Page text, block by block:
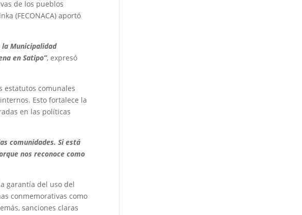
de los pueblos
(FECONACA) aportó
la Municipalidad
en Satipo”, expresó
estatutos comunales
Esto fortalece la
en las políticas
comunidades. Si está
nos reconoce como
garantía del uso del
conmemorativas como
sanciones claras